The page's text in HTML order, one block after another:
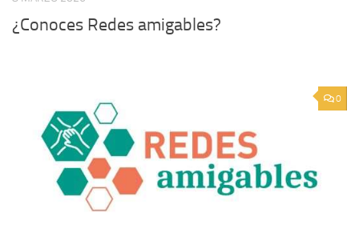
¿Conoces Redes amigables?
0